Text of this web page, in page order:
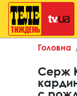
Головна
Серж